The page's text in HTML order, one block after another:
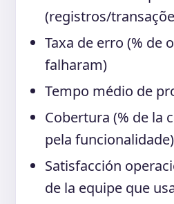
(registros/
Taxa de erro (% de
falharam)
Tempo médio de
Cobertura (% de la
pela funcionalidade)
Satisfacción
de la equipe que